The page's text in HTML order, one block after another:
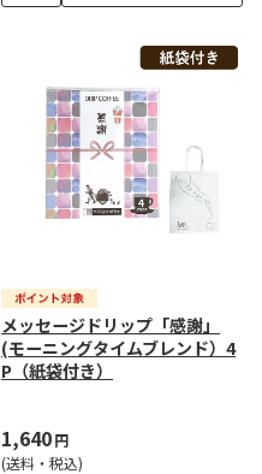
メッセージドリップ「感謝」
(モーニングタイムブレンド）4
P（紙袋付き）
1,640円
(送料・税込)